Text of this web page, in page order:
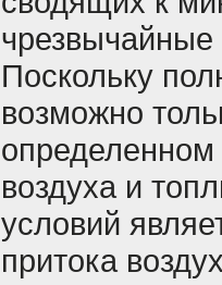
чрезвычайные
Поскольку
возможно
воздуха и
условий
притока